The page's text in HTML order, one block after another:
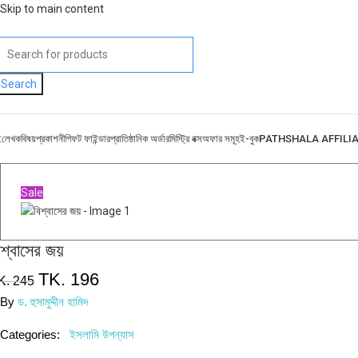
Skip to main content
Search
লেখকবিষয়প্রকাশনীগিফট ফাইন্ডারপ্রাতিষ্ঠানিক অর্ডারমিস্ট্রি বক্সঅফার সমূহই-বুকPATHSHALA
Sale
জয়
245 TK. 196
By ড. হুসামুদ্দীন হামিদ
Categories: ইসলামি উপন্যাস